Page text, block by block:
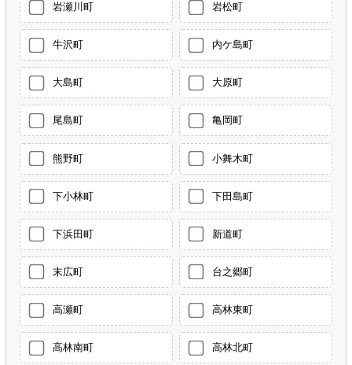
岩瀬川町 岩松町
牛沢町 内ケ島町
大島町 大原町
尾島町 亀岡町
熊野町 小舞木町
下小林町 下田島町
下浜田町 新道町
末広町 台之郷町
高瀬町 高林東町
高林南町 高林北町